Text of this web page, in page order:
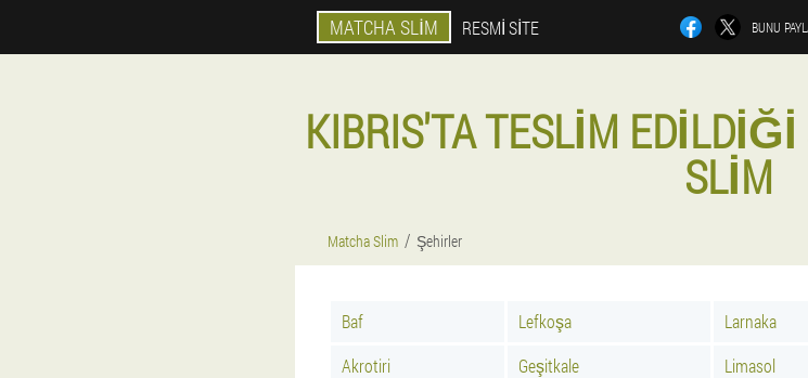
MATCHA SLIM RESMI SITE BUNU
KIBRIS'TA TESLIM
SLIM
Matcha Slim Şehirler
Baf Lefkoşa Larnaka
Akrotiri
Geşitkale Limasol